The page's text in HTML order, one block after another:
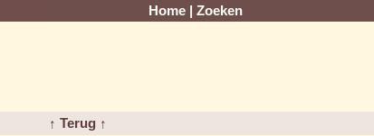
Home Zoeken
↑ Terug ↑